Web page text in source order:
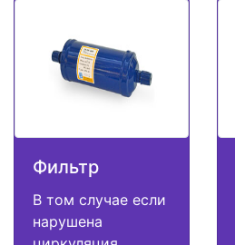
Фильтр
В том случае если
нарушена